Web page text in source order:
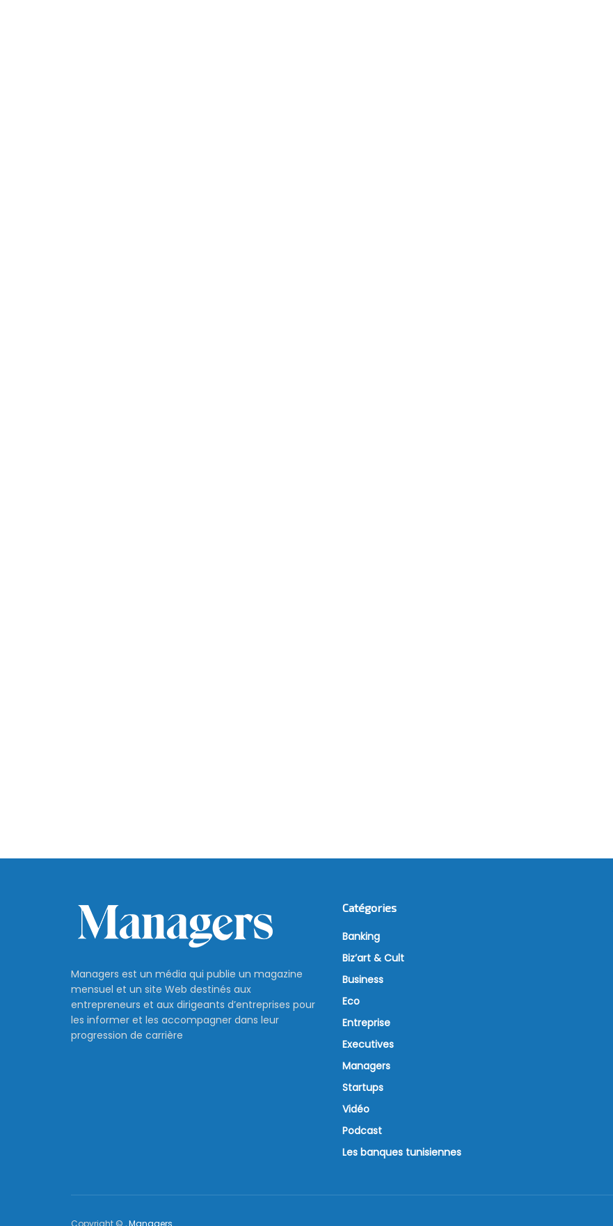
Managers est un média qui publie un magazine
mensuel et un site Web destinés aux
entrepreneurs et aux dirigeants d’entreprises pour
les informer et les accompagner dans leur
progression de carrière
Catégories
Banking
Biz’art & Cult
Business
Eco
Entreprise
Executives
Managers
Startups
Vidéo
Podcast
Les banques tunisiennes